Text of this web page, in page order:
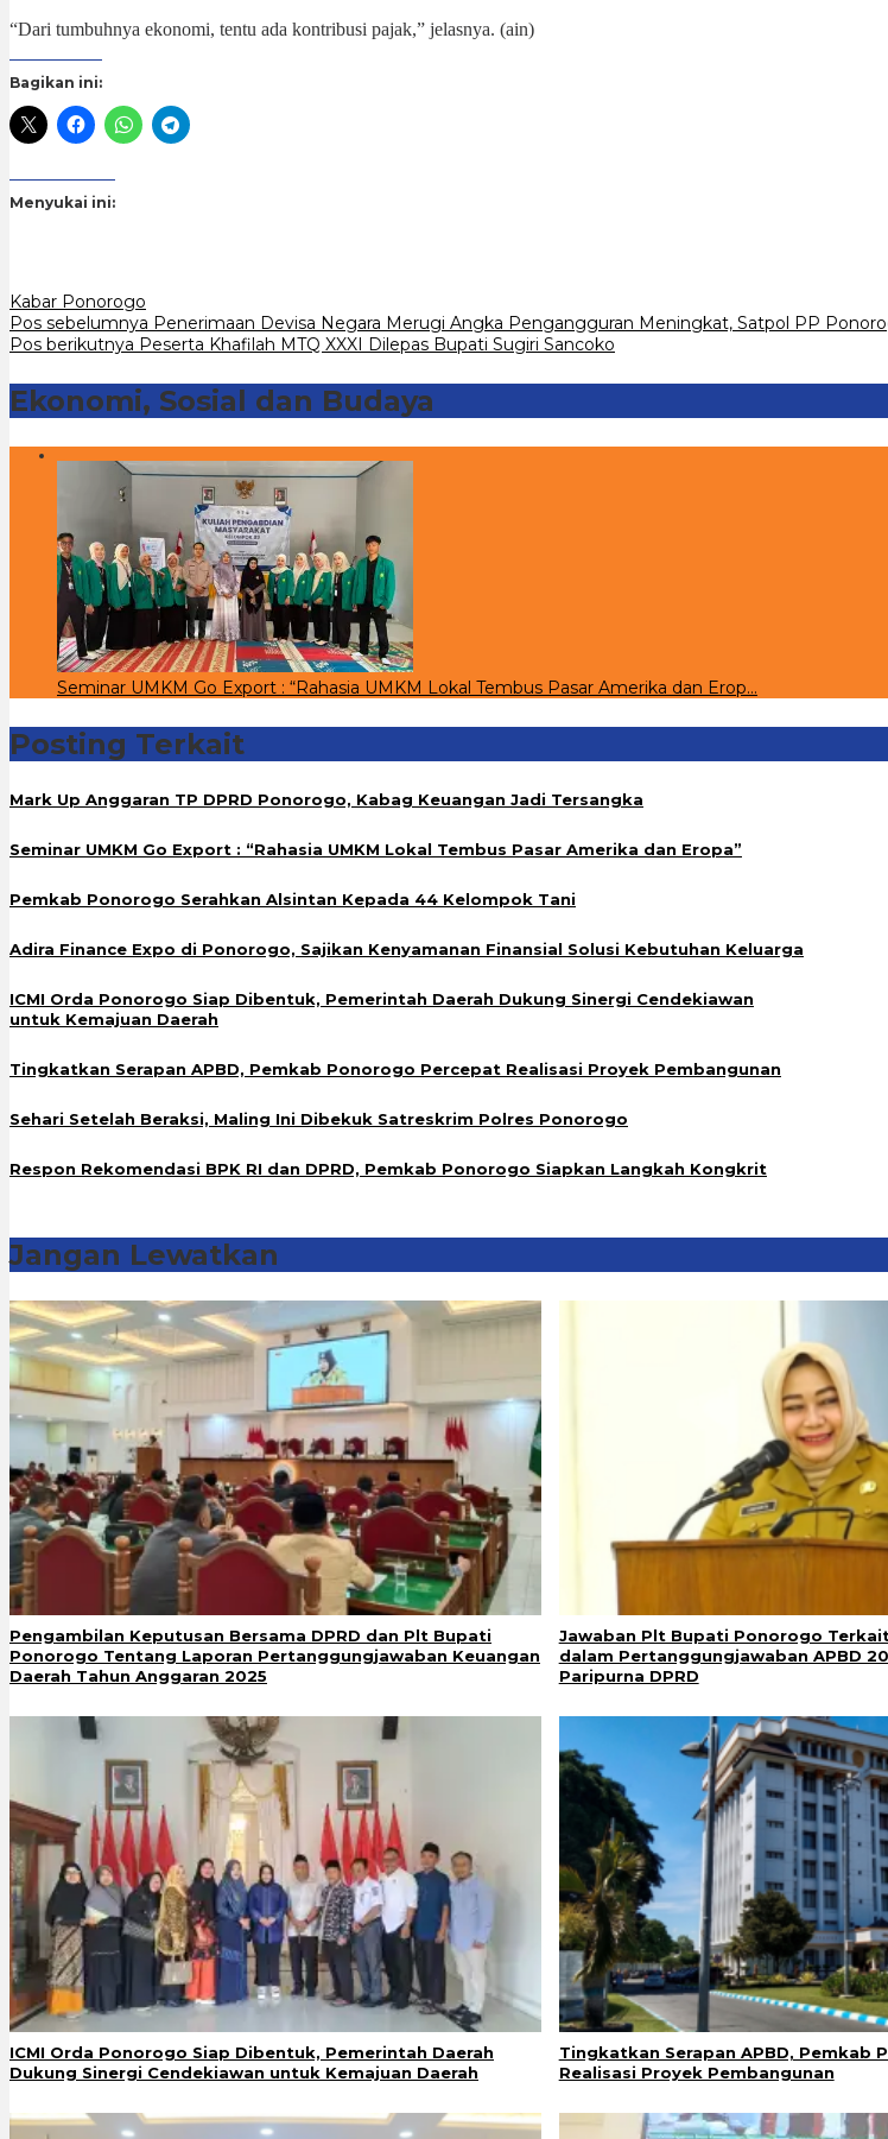
“Dari tumbuhnya ekonomi, tentu ada kontribusi pajak,” jelasnya. (ain)
Bagikan ini:
Menyukai ini:
Kabar Ponorogo
Navigasi
Pos sebelumnya Penerimaan Devisa Negara Merugi Angka Pengangguran Meningkat, Satpol PP
Pos berikutnya Peserta Khafilah MTQ XXXI Dilepas Bupati Sugiri Sancoko
Ekonomi, Sosial dan Budaya
Seminar UMKM Go Export : “Rahasia UMKM Lokal Tembus Pasar Amerika dan Erop…
Posting Terkait
Mark Up Anggaran TP DPRD Ponorogo, Kabag Keuangan Jadi Tersangka
Seminar UMKM Go Export : “Rahasia UMKM Lokal Tembus Pasar Amerika dan Eropa”
Pemkab Ponorogo Serahkan Alsintan Kepada 44 Kelompok Tani
Adira Finance Expo di Ponorogo, Sajikan Kenyamanan Finansial Solusi Kebutuhan Keluarga
ICMI Orda Ponorogo Siap Dibentuk, Pemerintah Daerah Dukung Sinergi Cendekiawan
untuk Kemajuan Daerah
Tingkatkan Serapan APBD, Pemkab Ponorogo Percepat Realisasi Proyek Pembangunan
Sehari Setelah Beraksi, Maling Ini Dibekuk Satreskrim Polres Ponorogo
Respon Rekomendasi BPK RI dan DPRD, Pemkab Ponorogo Siapkan Langkah Kongkrit
Jangan Lewatkan
Pengambilan Keputusan Bersama DPRD dan Plt Bupati
Ponorogo Tentang Laporan Pertanggungjawaban Keuangan
Daerah Tahun Anggaran 2025
Jawaban Plt Bupati Ponorogo
dalam Pertanggungjawaban APBD
Paripurna DPRD
ICMI Orda Ponorogo Siap Dibentuk, Pemerintah Daerah
Dukung Sinergi Cendekiawan untuk Kemajuan Daerah
Tingkatkan Serapan APBD, Pemkab
Realisasi Proyek Pembangunan